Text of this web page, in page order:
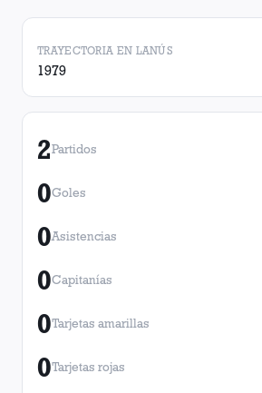
TRAYECTORIA EN LANÚS
1979
2Partidos
0Goles
0Asistencias
0Capitanías
0Tarjetas amarillas
0Tarjetas rojas